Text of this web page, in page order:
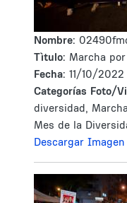
Nombre:
Tìtulo: Marcha
Fecha: 11/10/2022
Categorías Foto/
diversidad,
Mes de la
Descargar Imagen